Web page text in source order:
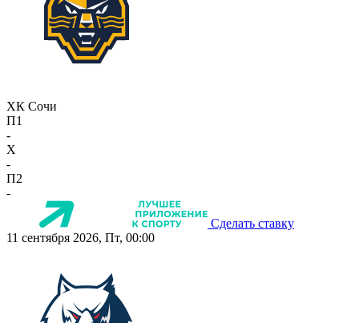
ХК Сочи
П1
-
X
-
П2
-
Сделать ставку
11 сентября 2026, Пт, 00:00